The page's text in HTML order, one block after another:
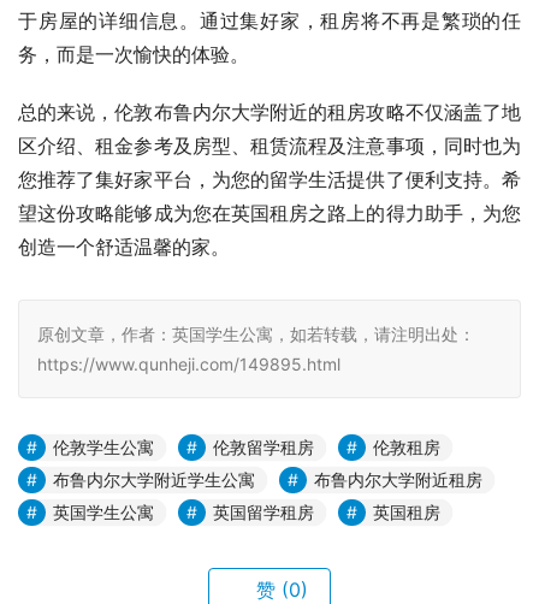
于房屋的详细信息。通过集好家，租房将不再是繁琐的任
务，而是一次愉快的体验。
总的来说，伦敦布鲁内尔大学附近的租房攻略不仅涵盖了地
区介绍、租金参考及房型、租赁流程及注意事项，同时也为
您推荐了集好家平台，为您的留学生活提供了便利支持。希
望这份攻略能够成为您在英国租房之路上的得力助手，为您
创造一个舒适温馨的家。
原创文章，作者：英国学生公寓，如若转载，请注明出处：
https://www.qunheji.com/149895.html
伦敦学生公寓 伦敦留学租房
伦敦租房
布鲁内尔大学附近学生公寓
布鲁内尔大学附近租房
英国学生公寓
英国留学租房 英国租房
赞 (0)